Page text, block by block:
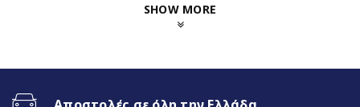
προσφέρει μια σειρά από
υψηλής ανάλυσης και πολύχρωμο φωτισμό
SHOW MORE